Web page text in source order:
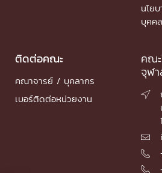
นโย
บุคค
ติดต่อคณะ
คณาจารย์ / บุคลากร
เบอร์ติดต่อหน่วยงาน
คณ
จุฬ



